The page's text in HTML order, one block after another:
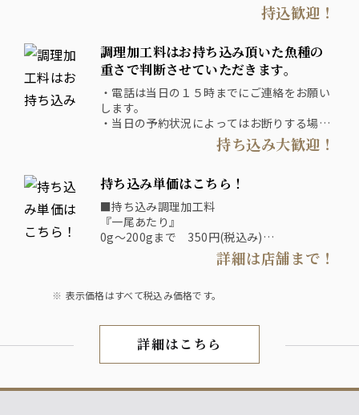
爆釣した！釣っても人にあげるしかない...
自分じゃ捌けないし扱いに困った...そんな釣
当店では、釣り人の釣った美味しい魚を釣宿
様経由で購入しております。
あなたの釣り魚を、お客様の「美味しい！」
持込歓迎！
調理加工料はお持ち込み頂いた魚種の
重さで判断させていただきます。
・電話は当日の１５時までにご連絡をお願い
します。
・当日の予約状況によってはお断りする場合
・持込の魚種・釣魚の保管状態によっては持
・釣った魚はクーラーBOXに入れ氷で冷やし
た状態でお持ち込みください。
・川魚はすべてお断りしております。
・調理方法は魚の状態によってご希望の調理
方法で出来ない場合がございます。
・加工のみの対応はしておりません。
持ち込み大歓迎！
持ち込み単価はこちら！
■持ち込み調理加工料
『一尾あたり』
0g～200gまで 350円(税込み)
201g～400g 500円(税込み)
401g～1000g 650円(税込み)
3001g～ 2000円(税込み)
詳細は店舗まで！
表示価格はすべて税込み価格です。
釣り魚の持込み
詳細はこちら